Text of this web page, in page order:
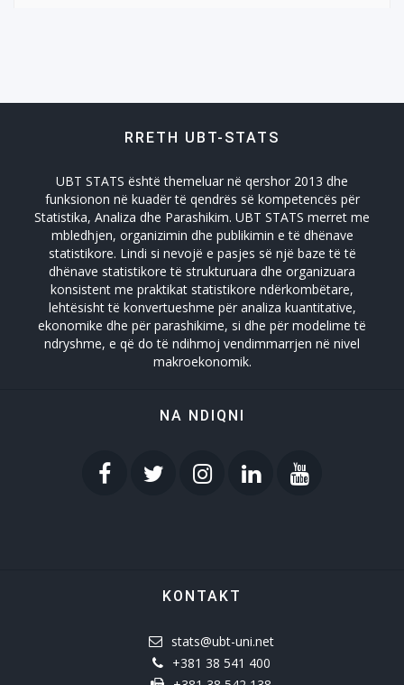
Zhvillimi Social Social Developmet
RRETH UBT-STATS
UBT STATS është themeluar në qershor 2013 dhe
funksionon në kuadër të qendrës së kompetencës për
Statistika, Analiza dhe Parashikim. UBT STATS merret me
mbledhjen, organizimin dhe publikimin e të dhënave
statistikore. Lindi si nevojë e pasjes së një baze të të
dhënave statistikore të strukturuara dhe organizuara
konsistent me praktikat statistikore ndërkombëtare,
lehtësisht të konvertueshme për analiza kuantitative,
ekonomike dhe për parashikime, si dhe për modelime të
ndryshme, e që do të ndihmoj vendimmarrjen në nivel
makroekonomik.
NA NDIQNI
KONTAKT
stats@ubt-uni.net
+381 38 541 400